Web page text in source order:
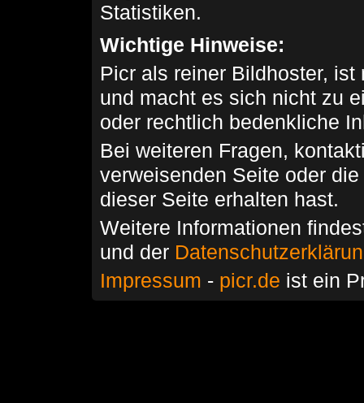
Statistiken.
Wichtige Hinweise:
Picr als reiner Bildhoster,
und macht es sich nicht zu
oder rechtlich bedenkliche
Bei weiteren Fragen,
verweisenden Seite oder
dieser Seite erhalten hast.
Weitere Informationen
und der
Impressum - picr.de ist ein